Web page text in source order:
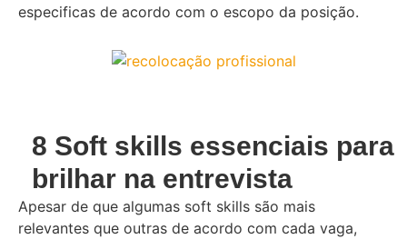
especificas de acordo com o escopo da posição.
8 Soft skills essenciais para
brilhar na entrevista
Apesar de que algumas soft skills são mais
relevantes que outras de acordo com cada vaga,